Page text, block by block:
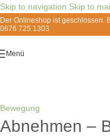
Skip to navigation Skip to
Der Onlineshop ist geschlossen.
0676 725 1303
Menü
Bewegung
Abnehmen –